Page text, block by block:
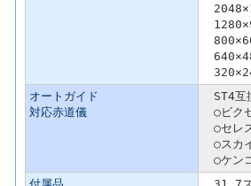
オートガイド
対応赤道儀
ST4互
○ビク
○セレ
○スカ
○ケン